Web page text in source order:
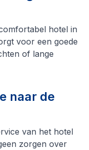
hotel in
voor een goede
of lange
naar de
van het hotel
zorgen over